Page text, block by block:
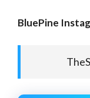
BluePine